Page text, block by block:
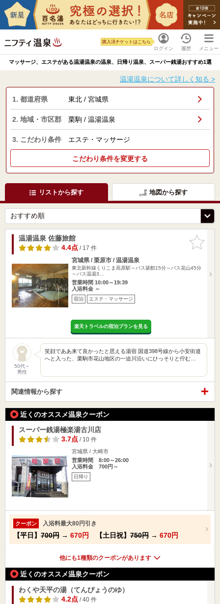
ログイン
購入済チケットはこちら
履歴 メニュー
マッサージ、エステがある温湯温泉の温泉、日帰り温泉、スーパー銭湯おすすめ1選
温湯温泉について詳しく知る >
1. 都道府県 東北 / 宮城県
2. 地域・市区郡 栗駒 / 温湯温泉
3. こだわり条件 エステ・マッサージ
こだわり条件を変更する
リストから探す 地図から探す
お気に入
りに追加
温湯温泉 佐藤旅館
4.4点/ 17 件
宮城県 / 栗原市 / 温湯温泉
東北新幹線くりこま高原駅～バス築館15分～バス花山45分
～バス温湯3…
営業時間 10:00～19:39
入浴料金 ～
宿泊 エステ・マッサージ
楽天トラベルの宿泊プランを見る
50代～
男性
笑顔でああ来て良かったと思える湯宿 国道398号線から小安街道
へと入った、栗駒市花山地区の一迫川沿いにひっそりと佇む…
関連情報から探す
近くのオススメ温泉クーポン
スーパー銭湯極楽湯古川店
3.7点/ 10 件
宮城県 / 大崎市
営業時間 8:00～26:00
入浴料金 700円～
日帰り
クーポン 入浴料最大80円引き
【平日】 700円 → 670円 【土日祝】 750円 → 670円
他にも1種類のクーポンがあります
近くのオススメ温泉クーポン
わくや天平の湯（てんぴょうのゆ）
4.2点/ 40 件